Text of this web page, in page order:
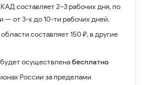
составляет 2–3 рабочих дня, по
— от 3-х до 10-ти рабочих дней.
составляет 150 ₽, в другие
осуществленабесплатно
России за пределами